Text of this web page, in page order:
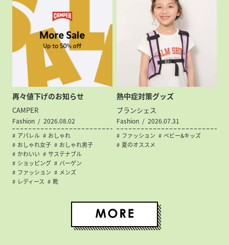
再々値下げのお知らせ
CAMPER
Fashion 2026.08.02
アパレル
おしゃれ
おしゃれ女子
おしゃれ男子
かわいい
サステナブル
ショッピング
バーゲン
ファッション
メンズ
レディース
靴
熱中症対策グッズ
ブランシェス
Fashion 2026.07.31
ファッション
ベビー&キッズ
夏のオススメ